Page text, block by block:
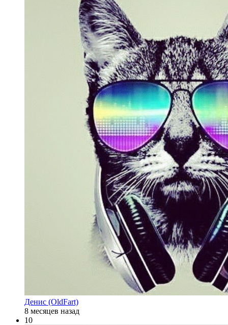
Денис (OldFart)
8 месяцев назад
10